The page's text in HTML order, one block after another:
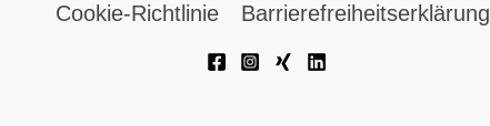
Cookie-Richtlinie
Barrierefreiheitserklärung